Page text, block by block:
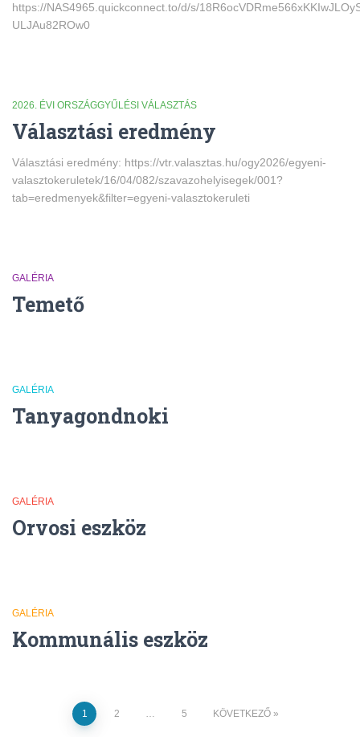
https://NAS4965.quickconnect.to/d/s/
ULJAu82ROw0
2026. ÉVI ORSZÁGGYŰLÉSI VÁLASZTÁS
Választási eredmény
Választási eredmény: https://vtr.valasztas.hu/ogy2026/egyeni-
valasztokeruletek/16/04/082/szavazohelyisegek/001?
tab=eredmenyek&filter=egyeni-valasztokeruleti
GALÉRIA
Temető
GALÉRIA
Tanyagondnoki
GALÉRIA
Orvosi eszköz
GALÉRIA
Kommunális eszköz
Bejegyzések
1 2 … 5 KÖVETKEZŐ